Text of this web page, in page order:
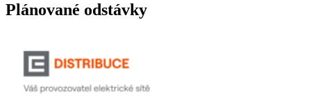
Plánované odstávky